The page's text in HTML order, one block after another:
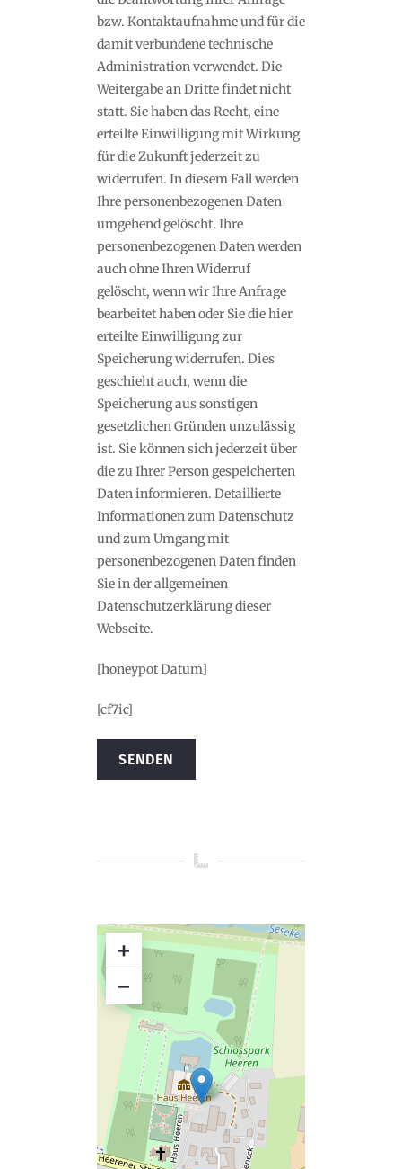
bzw. Kontaktaufnahme und für die
damit verbundene technische
Administration verwendet. Die
Weitergabe an Dritte findet nicht
statt. Sie haben das Recht, eine
erteilte Einwilligung mit Wirkung
für die Zukunft jederzeit zu
widerrufen. In diesem Fall werden
Ihre personenbezogenen Daten
umgehend gelöscht. Ihre
personenbezogenen Daten werden
auch ohne Ihren Widerruf
gelöscht, wenn wir Ihre Anfrage
bearbeitet haben oder Sie die hier
erteilte Einwilligung zur
Speicherung widerrufen. Dies
geschieht auch, wenn die
Speicherung aus sonstigen
gesetzlichen Gründen unzulässig
ist. Sie können sich jederzeit über
die zu Ihrer Person gespeicherten
Daten informieren. Detaillierte
Informationen zum Datenschutz
und zum Umgang mit
personenbezogenen Daten finden
Sie in der allgemeinen
Datenschutzerklärung dieser
Webseite.
[honeypot Datum]
[cf7ic]
+
−